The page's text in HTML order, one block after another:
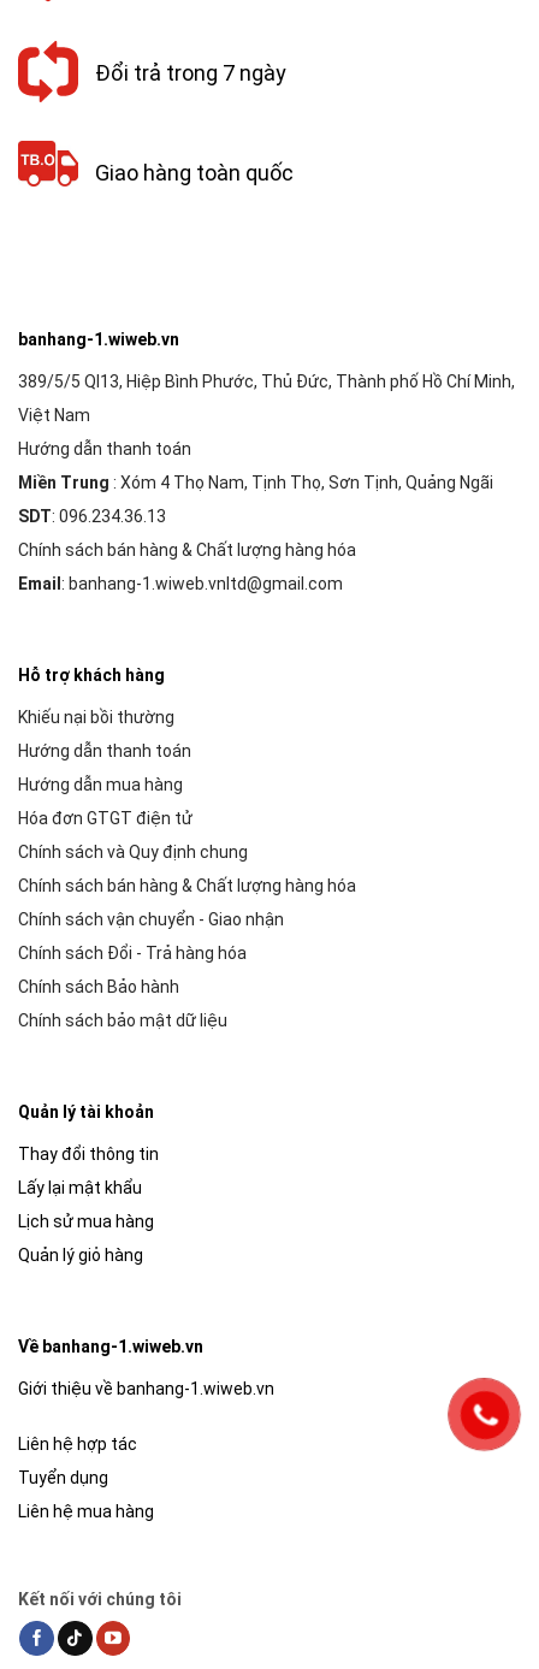
Đổi trả trong 7 ngày
Giao hàng toàn quốc
banhang-1.wiweb.vn
389/5/5 Ql13, Hiệp Bình Phước, Thủ Đức, Thành phố Hồ Chí Minh,
Việt Nam
Hướng dẫn thanh toán
Miền Trung : Xóm 4 Thọ Nam, Tịnh Thọ, Sơn Tịnh, Quảng Ngãi
SDT: 096.234.36.13
Chính sách bán hàng & Chất lượng hàng hóa
Email: banhang-1.wiweb.vnltd@gmail.com
Hỗ trợ khách hàng
Khiếu nại bồi thường
Hướng dẫn thanh toán
Hướng dẫn mua hàng
Hóa đơn GTGT điện tử
Chính sách và Quy định chung
Chính sách bán hàng & Chất lượng hàng hóa
Chính sách vận chuyển - Giao nhận
Chính sách Đổi - Trả hàng hóa
Chính sách Bảo hành
Chính sách bảo mật dữ liệu
Quản lý tài khoản
Thay đổi thông tin
Lấy lại mật khẩu
Lịch sử mua hàng
Quản lý giỏ hàng
Về banhang-1.wiweb.vn
Giới thiệu về banhang-1.wiweb.vn
Liên hệ hợp tác
Tuyển dụng
Liên hệ mua hàng
Kết nối với chúng tôi